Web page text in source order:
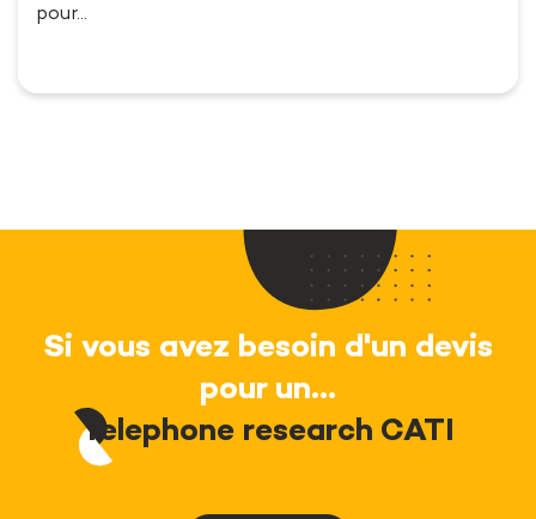
pour…
Si vous avez besoin d'un devis
pour un...
Telephone research CATI